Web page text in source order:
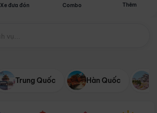
Xe đưa đón Combo Thêm
Trung Quốc Hàn Quốc